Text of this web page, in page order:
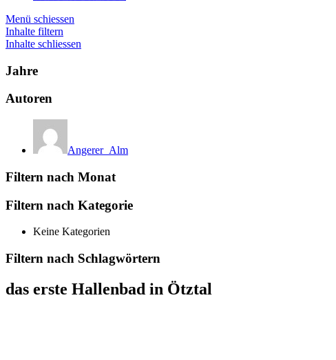
Menü schiessen
Inhalte filtern
Inhalte schliessen
Jahre
Autoren
Angerer_Alm
Filtern nach Monat
Filtern nach Kategorie
Keine Kategorien
Filtern nach Schlagwörtern
das erste Hallenbad in Ötztal